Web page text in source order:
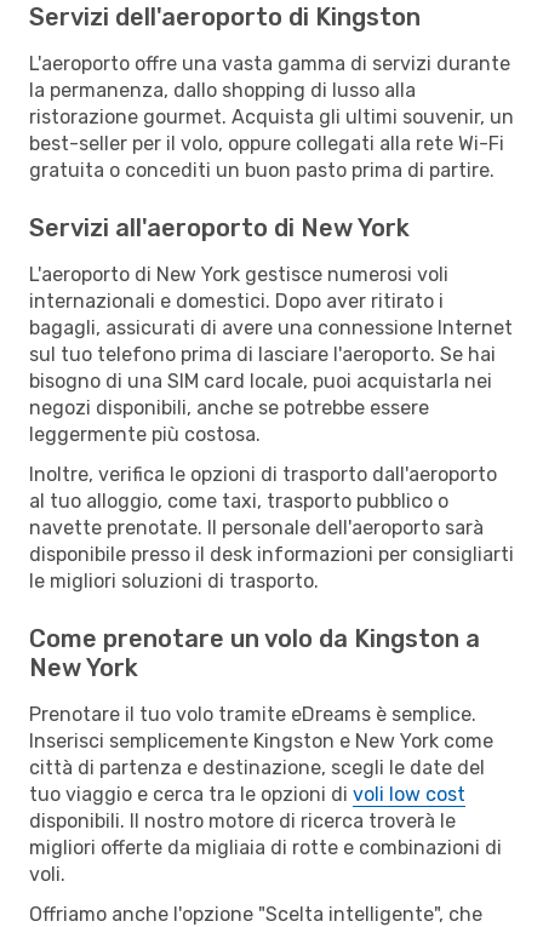
Servizi dell'aeroporto di Kingston
L'aeroporto offre una vasta gamma di servizi durante
la permanenza, dallo shopping di lusso alla
ristorazione gourmet. Acquista gli ultimi souvenir, un
best-seller per il volo, oppure collegati alla rete Wi-Fi
gratuita o concediti un buon pasto prima di partire.
Servizi all'aeroporto di New York
L'aeroporto di New York gestisce numerosi voli
internazionali e domestici. Dopo aver ritirato i
bagagli, assicurati di avere una connessione Internet
sul tuo telefono prima di lasciare l'aeroporto. Se hai
bisogno di una SIM card locale, puoi acquistarla nei
negozi disponibili, anche se potrebbe essere
leggermente più costosa.
Inoltre, verifica le opzioni di trasporto dall'aeroporto
al tuo alloggio, come taxi, trasporto pubblico o
navette prenotate. Il personale dell'aeroporto sarà
disponibile presso il desk informazioni per consigliarti
le migliori soluzioni di trasporto.
Come prenotare un volo da Kingston a
New York
Prenotare il tuo volo tramite eDreams è semplice.
Inserisci semplicemente Kingston e New York come
città di partenza e destinazione, scegli le date del
tuo viaggio e cerca tra le opzioni di voli low cost
disponibili. Il nostro motore di ricerca troverà le
migliori offerte da migliaia di rotte e combinazioni di
voli.
Offriamo anche l'opzione "Scelta intelligente", che